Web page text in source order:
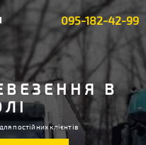
095-182-42-99
В
постійних клієнтів